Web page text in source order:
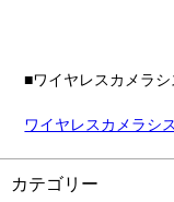
■ワイヤレスカメラシ
ワイヤレスカメラシ
カテゴリー